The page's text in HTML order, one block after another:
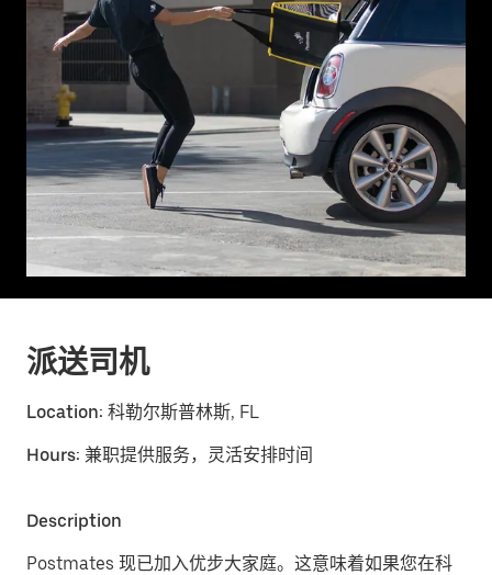
派送司机
Location: 科勒尔斯普林斯, FL
Hours: 兼职提供服务，灵活安排时间
Description
Postmates 现已加入优步大家庭。这意味着如果您在科